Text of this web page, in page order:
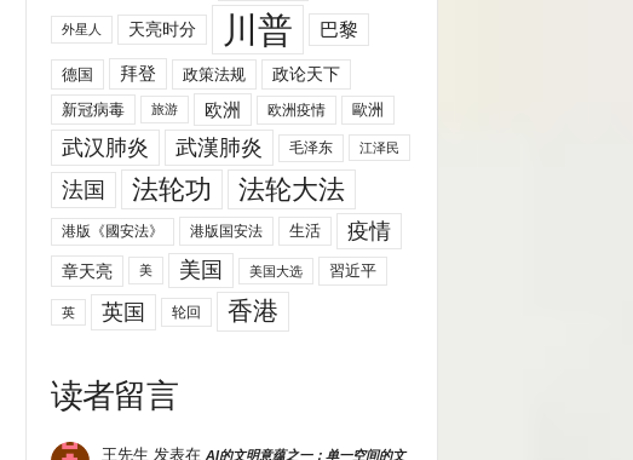
外星人 天亮时分 川普 巴黎
德国 拜登 政策法规
政论天下
新冠病毒
旅游 欧洲 欧洲疫情 歐洲
武汉肺炎 武漢肺炎 毛泽东 江泽民
法国 法轮功 法轮大法
港版《國安法》 港版国安法 生活 疫情
章天亮 美 美国 美国大选 習近平
英 英国 轮回 香港
读者留言
王先生 发表在 AI的文明意蕴之一：单一空间的文